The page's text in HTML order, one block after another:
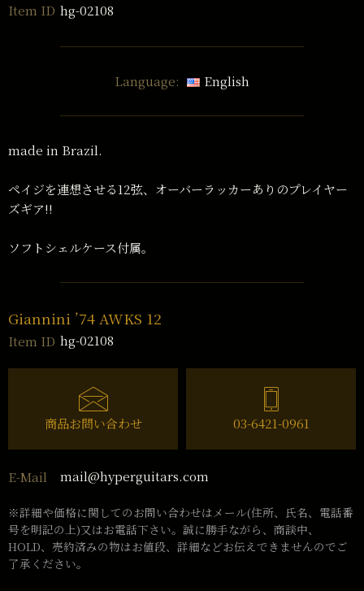
Item ID hg-02108
Language: English
made in Brazil.
ペイジを連想させる12弦、オーバーラッカーありのプレイヤー
ズギア!!
ソフトシェルケース付属。
Giannini ’74 AWKS 12
Item ID hg-02108
商品お問い合わせ 03-6421-0961
E-Mail mail@hyperguitars.com
※詳細や価格に関してのお問い合わせはメール(住所、氏名、電話番
号を明記の上)又はお電話下さい。誠に勝手ながら、商談中、
HOLD、売約済みの物はお値段、詳細などお伝えできませんのでご
了承ください。